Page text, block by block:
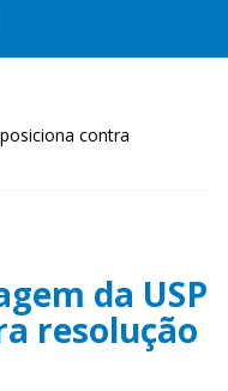
contra
da USP
resolução